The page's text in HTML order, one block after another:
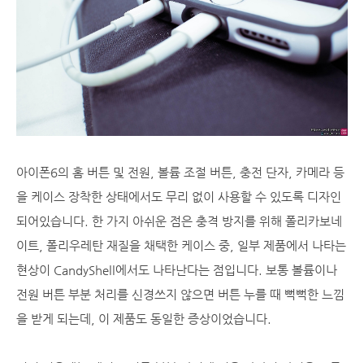
아이폰6의 홈 버튼 및 전원, 볼륨 조절 버튼, 충전 단자, 카메라 등
을 케이스 장착한 상태에서도 무리 없이 사용할 수 있도록 디자인
되어있습니다. 한 가지 아쉬운 점은 충격 방지를 위해 폴리카보네
이트, 폴리우레탄 재질을 채택한 케이스 중, 일부 제품에서 나타는
현상이 CandyShell에서도 나타난다는 점입니다. 보통 볼륨이나
전원 버튼 부분 처리를 신경쓰지 않으면 버튼 누를 때 뻑뻑한 느낌
을 받게 되는데, 이 제품도 동일한 증상이었습니다.